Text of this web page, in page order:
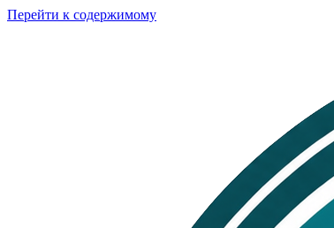
Перейти к содержимому